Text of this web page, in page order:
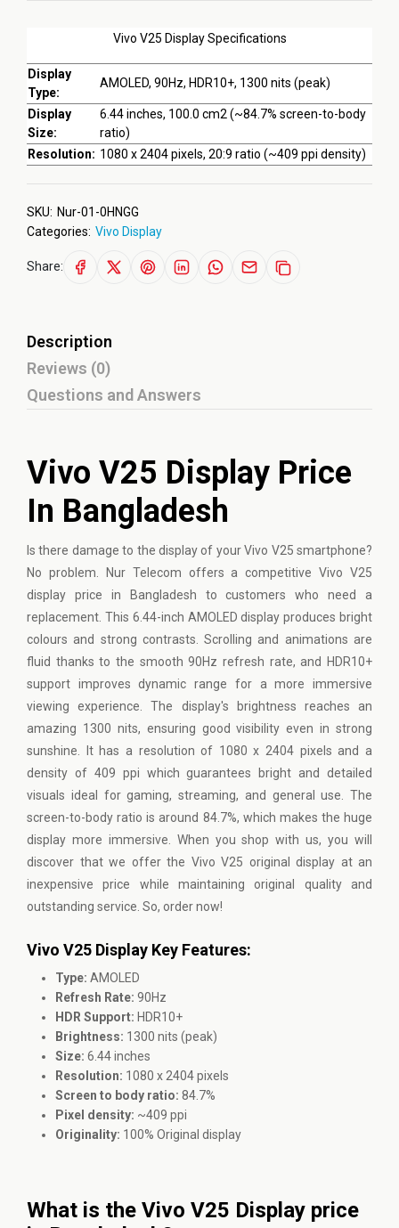
Vivo V25 Display Specifications
Display
Type:
AMOLED, 90Hz, HDR10+, 1300 nits (peak)
Display
Size:
6.44 inches, 100.0 cm2 (~84.7% screen-to-body
ratio)
Resolution: 1080 x 2404 pixels, 20:9 ratio (~409 ppi density)
SKU: Nur-01-0HNGG
Categories: Vivo Display
Share:
Description
Reviews (0)
Questions and Answers
Vivo V25 Display Price
In Bangladesh
Is there damage to the display of your Vivo V25 smartphone?
No problem. Nur Telecom offers a competitive Vivo V25
display price in Bangladesh to customers who need a
replacement. This 6.44-inch AMOLED display produces bright
colours and strong contrasts. Scrolling and animations are
fluid thanks to the smooth 90Hz refresh rate, and HDR10+
support improves dynamic range for a more immersive
viewing experience. The display's brightness reaches an
amazing 1300 nits, ensuring good visibility even in strong
sunshine. It has a resolution of 1080 x 2404 pixels and a
density of 409 ppi which guarantees bright and detailed
visuals ideal for gaming, streaming, and general use. The
screen-to-body ratio is around 84.7%, which makes the huge
display more immersive. When you shop with us, you will
discover that we offer the Vivo V25 original display at an
inexpensive price while maintaining original quality and
outstanding service. So, order now!
Vivo V25 Display Key Features:
Type: AMOLED
Refresh Rate: 90Hz
HDR Support: HDR10+
Brightness: 1300 nits (peak)
Size: 6.44 inches
Resolution: 1080 x 2404 pixels
Screen to body ratio: 84.7%
Pixel density: ~409 ppi
Originality: 100% Original display
What is the Vivo V25 Display price